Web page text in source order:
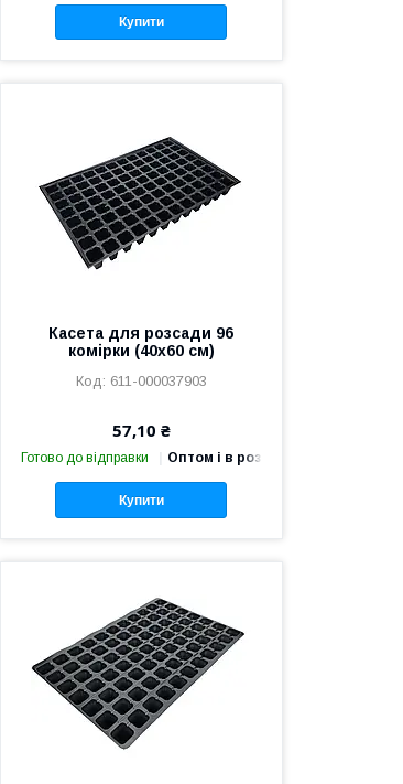
Купити
Касета для розсади 96
комірки (40х60 см)
611-000037903
57,10 ₴
Готово до відправки Оптом і в роздріб
Купити